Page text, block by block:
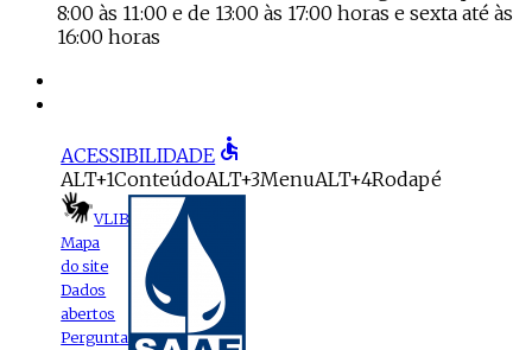
8:00 às 11:00 e de 13:00 às 17:00 horas e sexta até às
16:00 horas
ACESSIBILIDADE accessible
ALT+1ConteúdoALT+3MenuALT+4Rodapé
VLIBRAS
Mapa
do site
Dados
abertos
Perguntas